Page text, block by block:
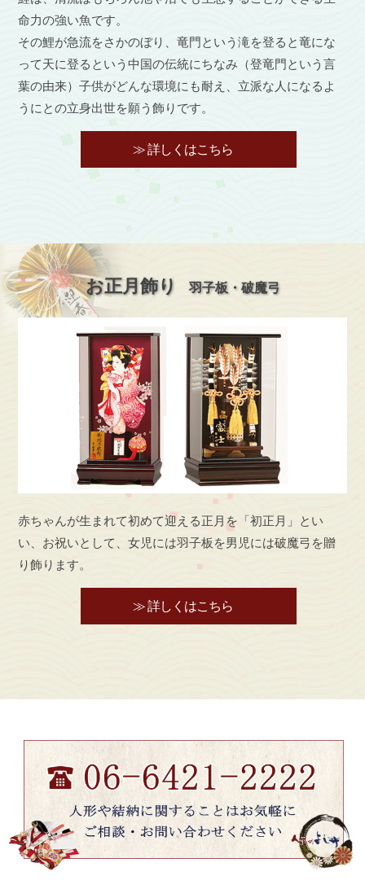
命力の強い魚です。
その鯉が急流をさかのぼり、竜門という滝を登ると竜にな
って天に登るという中国の伝統にちなみ（登竜門という言
葉の由来）子供がどんな環境にも耐え、立派な人になるよ
うにとの立身出世を願う飾りです。
≫ 詳しくはこちら
お正月飾り 羽子板・破魔弓
赤ちゃんが生まれて初めて迎える正月を「初正月」とい
い、お祝いとして、女児には羽子板を男児には破魔弓を贈
り飾ります。
≫ 詳しくはこちら